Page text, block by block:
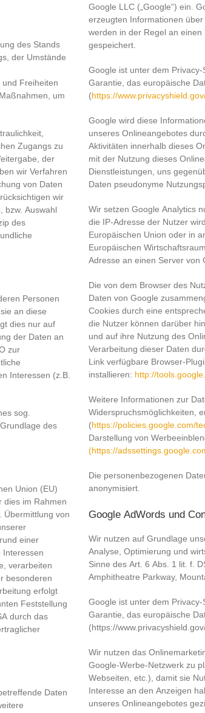
des Stands
der Umstände
Freiheiten
um
Zugangs zu
der
wir Verfahren
von Daten
wir
bzw. Auswahl
des
Personen
an diese
dies nur auf
der Daten an
zur
Interessen (z.B.
sog.
des
Union (EU)
dies im Rahmen
Übermittlung von
einer
Interessen
verarbeiten
besonderen
erfolgt
Feststellung
durch das
Daten
Google LLC („Google“) ein.
erzeugten Informationen
werden in der Regel an
gespeichert.
Google ist unter dem
Garantie, das europäische
(https://
Google wird diese
unseres Onlineangebotes
Aktivitäten innerhalb dieses
mit der Nutzung dieses
Dienstleistungen, uns
Daten pseudonyme
Wir setzen Google Analytics
die IP-Adresse der Nutzer
Europäischen Union oder in
Europäischen
Adresse an einen Server von
Die von dem Browser des
Daten von Google
Cookies durch eine
die Nutzer können darüber
und auf ihre Nutzung des
Verarbeitung dieser Daten
Link verfügbare Browser-
installieren: http://
Weitere Informationen zur
Widerspruchsmöglichkeiten,
(https://policies.google.com/
Darstellung von
(https://
Die personenbezogenen
anonymisiert.
Google AdWords und
Wir nutzen auf Grundlage
Analyse, Optimierung und
Sinne des Art. 6 Abs. 1 lit. f.
Amphitheatre Parkway,
Google ist unter dem
Garantie, das europäische
(https://
Wir nutzen das
Google-Werbe-Netzwerk zu
Webseiten, etc.), damit sie
Interesse an den Anzeigen
unseres Onlineangebotes